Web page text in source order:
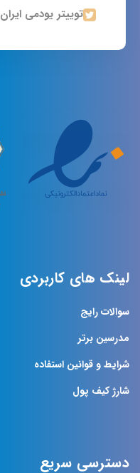
توییتر یودمی ایران
لینک های کاربردی
سوالات رایج
مدرسین برتر
شرایط و قوانین استفاده
شارژ کیف پول
دسترسی سریع